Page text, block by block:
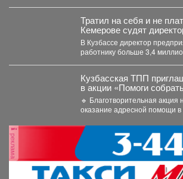
Тратил на себя и не
Кемерове судят
В Кузбассе директор
работнику больше 3,4
Кузбасская ТПП
в акции «Помоги
🔹 Благотворительная акция
оказание адресной помощи в
реклама